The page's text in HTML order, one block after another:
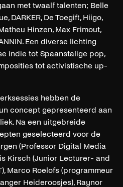
met twaalf talenten; Belle
DARKER, De Toegift, Hiigo,
Hinzen, Max Frimout,
Een diverse lichting
indie tot Spaanstalige pop,
tot activistische up-
hebben de
concept gepresenteerd aan
Na een uitgebreide
geselecteerd voor de
(Professor Digital Media
Kirsch (Junior Lecturer- and
Marco Roelofs (programmeur
Heideroosjes), Raynor